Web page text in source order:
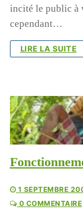
incité le public à
cependant…
LIRE LA SUITE
1 SEPTEMBRE
0 COMMENTAIRE